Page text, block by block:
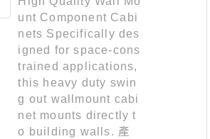
unt Component Cabi
nets Specifically des
igned for space-cons
trained applications,
this heavy duty swin
g out wallmount cabi
net mounts directly t
o building walls. 產